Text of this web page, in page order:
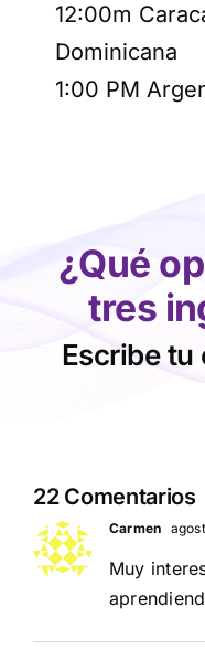
12:00m
Dominicana
1:00 PM
¿Qué
tres
Escribe tu
22 Comentarios
Carmen
Muy